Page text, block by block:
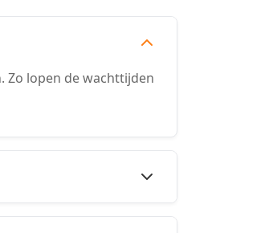
Zo lopen de wachttijden